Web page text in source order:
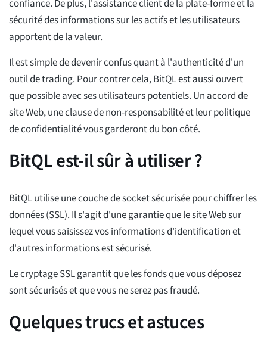
confiance. De plus, l'assistance client de la plate-forme et la
sécurité des informations sur les actifs et les utilisateurs
apportent de la valeur.
Il est simple de devenir confus quant à l'authenticité d'un
outil de trading. Pour contrer cela, BitQL est aussi ouvert
que possible avec ses utilisateurs potentiels. Un accord de
site Web, une clause de non-responsabilité et leur politique
de confidentialité vous garderont du bon côté.
BitQL est-il sûr à utiliser ?
BitQL utilise une couche de socket sécurisée pour chiffrer les
données (SSL). Il s'agit d'une garantie que le site Web sur
lequel vous saisissez vos informations d'identification et
d'autres informations est sécurisé.
Le cryptage SSL garantit que les fonds que vous déposez
sont sécurisés et que vous ne serez pas fraudé.
Quelques trucs et astuces